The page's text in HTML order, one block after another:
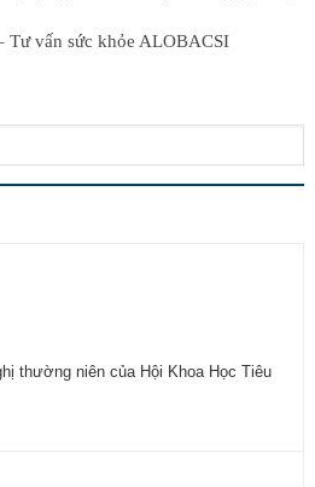
Tư vấn sức khỏe ALOBACSI
thường niên của Hội Khoa Học Tiêu